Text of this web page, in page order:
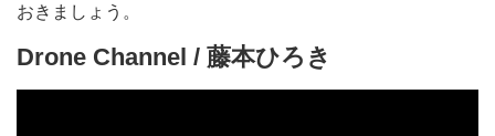
おきましょう。
Drone Channel / 藤本ひろき